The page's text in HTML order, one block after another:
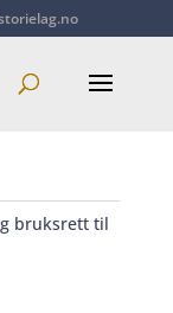
bruksrett til